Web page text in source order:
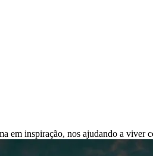
em inspiração, nos ajudando a viver